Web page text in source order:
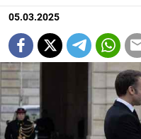
05.03.2025